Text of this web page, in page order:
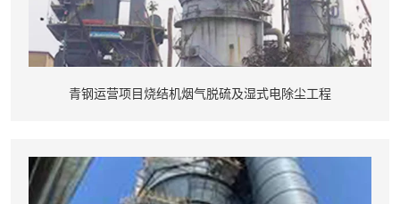
青钢运营项目烧结机烟气脱硫及湿式电除尘工程